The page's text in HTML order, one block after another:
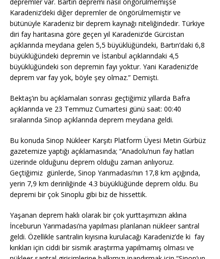
Karadeniz’deki diğer depremler de öngörülmemiştir ve
bütünüyle Karadeniz bir deprem kaynağı niteliğindedir. Türkiye
diri fay haritasına göre geçen yıl Karadeniz’de Gürcistan
açıklarında meydana gelen 5,5 büyüklüğündeki, Bartın’daki 6,8
büyüklüğündeki depremin ve İstanbul açıklarındaki 4,5
büyüklüğündeki son depremin fayı yoktur. Yani Karadeniz’de
deprem var fay yok, böyle şey olmaz.” Demişti.
Bektaş’ın bu açıklamaları sonrası geçtiğimiz yıllarda Bafra
açıklarında ve 23 Temmuz Cumartesi günü saat: 00:40
sıralarında Sinop açıklarında deprem meydana geldi.
Bu konuda Sinop Nükleer Karşıtı Platform Üyesi Metin Gürbüz
gazetemize yaptığı açıklamasında; “Anadolu’nun fay hatları
üzerinde olduğunu deprem olduğu zaman anlıyoruz.
Geçtiğimiz günlerde, Sinop Yarımadası’nın 17,8 km açığında,
yerin 7,9 km derinliğinde 4.3 büyüklüğünde deprem oldu. Bu
depremi bir çok Sinoplu gibi biz de hissettik.
Yaşanan deprem haklı olarak bir çok yurttaşımızın aklına
İnceburun Yarımadası’na yapılması planlanan nükleer santral
geldi. Özellikle santralin kıyısına kurulacağı Karadeniz’de ki fay
kırıkları için ciddi bir sismik araştırma yapılmamış olması ve